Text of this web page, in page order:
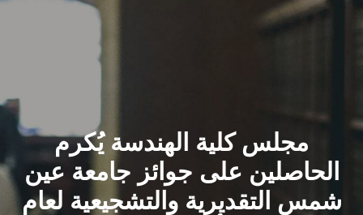
القطاعـات
الشئون الأكاديمية
البحث العلمي
مجلس كلية الهندسة يُكرم
الحاصلين على جوائز جامعة عين
شمس التقديرية والتشجيعية لعام